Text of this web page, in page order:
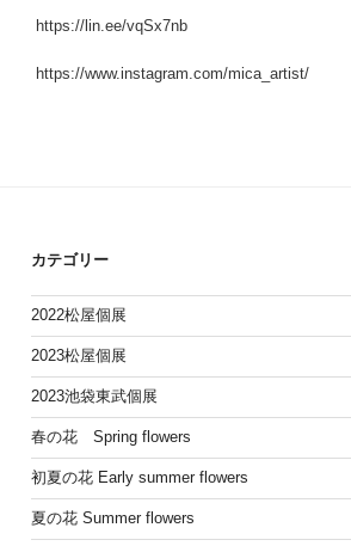
https://lin.ee/vqSx7nb
https://www.instagram.com/mica_artist/
カテゴリー
2022松屋個展
2023松屋個展
2023池袋東武個展
春の花 Spring flowers
初夏の花 Early summer flowers
夏の花 Summer flowers